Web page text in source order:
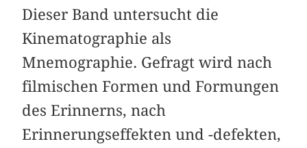
Dieser Band untersucht die
Kinematographie als
Mnemographie. Gefragt wird nach
filmischen Formen und Formungen
des Erinnerns, nach
Erinnerungseffekten und -defekten,